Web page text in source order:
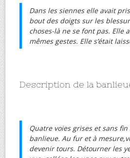
Dans les siennes elle avait
bout des doigts sur les
choses-là ne se font pas. Elle
mêmes gestes. Elle s’était
Description de la
Quatre voies grises et sans
banlieue. Au fur et à
devenir tours. Détourner les